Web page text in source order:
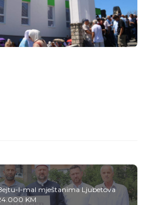
l-mal mještanima Ljubetova
KM